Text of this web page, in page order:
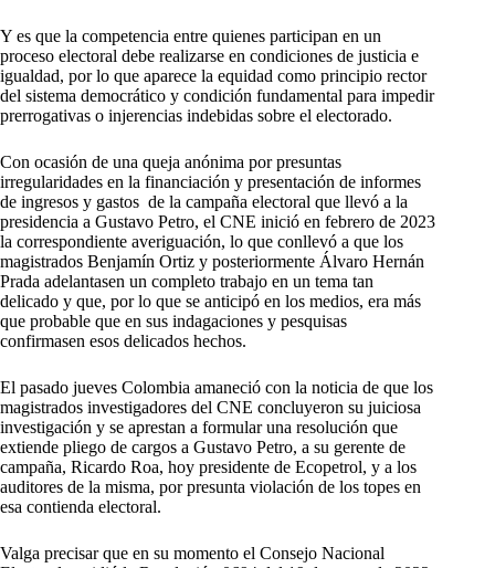
Y es que la competencia entre quienes participan en un
proceso electoral debe realizarse en condiciones de justicia e
igualdad, por lo que aparece la equidad como principio rector
del sistema democrático y condición fundamental para impedir
prerrogativas o injerencias indebidas sobre el electorado.
Con ocasión de una queja anónima por presuntas
irregularidades en la financiación y presentación de informes
de ingresos y gastos de la campaña electoral que llevó a la
presidencia a Gustavo Petro, el CNE inició en febrero de 2023
la correspondiente averiguación, lo que conllevó a que los
magistrados Benjamín Ortiz y posteriormente Álvaro Hernán
Prada adelantasen un completo trabajo en un tema tan
delicado y que, por lo que se anticipó en los medios, era más
que probable que en sus indagaciones y pesquisas
confirmasen esos delicados hechos.
El pasado jueves Colombia amaneció con la noticia de que los
magistrados investigadores del CNE concluyeron su juiciosa
investigación y se aprestan a formular una resolución que
extiende pliego de cargos a Gustavo Petro, a su gerente de
campaña, Ricardo Roa, hoy presidente de Ecopetrol, y a los
auditores de la misma, por presunta violación de los topes en
esa contienda electoral.
Valga precisar que en su momento el Consejo Nacional